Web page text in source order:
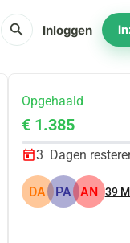
search Inloggen
Opgehaald
€ 1.385
3 Dagen
DA PA AN 39